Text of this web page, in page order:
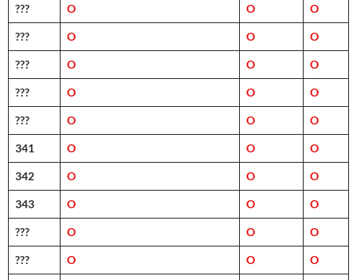
??? O O O
??? O O O
??? O O O
??? O O O
??? O O O
341 O O O
342 O O O
343 O O O
??? O O O
??? O O O